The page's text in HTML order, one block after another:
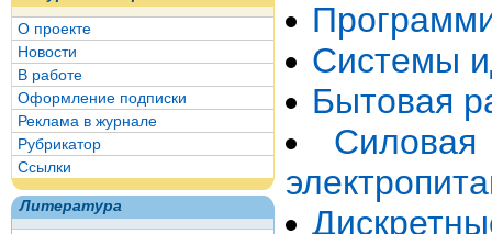
О проекте
Новости
В работе
Оформление подписки
Реклама в журнале
Рубрикатор
Ссылки
Литература
Системы
Бытовая